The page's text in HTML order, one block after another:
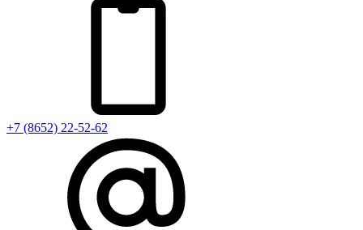
+7 (8652) 22-52-62